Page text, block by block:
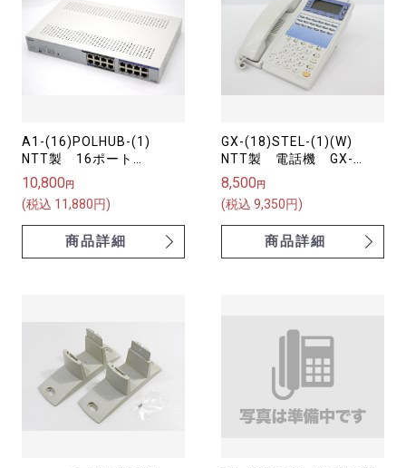
A1-(16)POLHUB-(1)
NTT製 16ポート
PoEHUB
10,800 円
(税込 11,880円)
商品詳細
GX-(18)STEL-(1)(W)
NTT製 電話機 GX-
「18」キー標準スター電
話機-「1」「W」
8,500 円
(税込 9,350円)
商品詳細